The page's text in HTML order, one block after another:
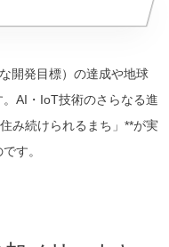
開発目標）の達成や地球
AI・IoT技術のさらなる進
み続けられるまち」**が実
す。